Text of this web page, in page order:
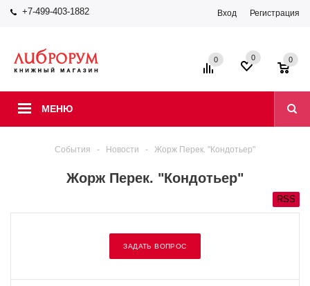
+7-499-403-1882 Вход Регистрация
МЕНЮ
0 0 0
События - Новости - Жорж Перек. "Кондотьер"
Жорж Перек. "Кондотьер"
RSS
ЗАДАТЬ ВОПРОС